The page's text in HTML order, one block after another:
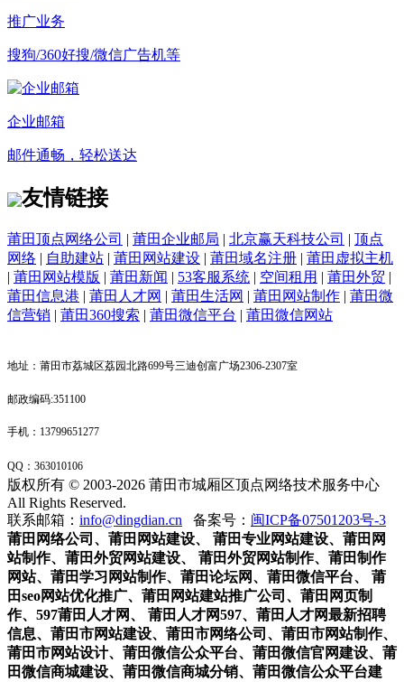
推广业务
搜狗/360好搜/微信广告机等
企业邮箱
邮件通畅，轻松送达
友情链接
莆田顶点网络公司 | 莆田企业邮局 | 北京赢天科技公司 | 顶点
网络 | 自助建站 | 莆田网站建设 | 莆田域名注册 | 莆田虚拟主机
| 莆田网站模版 | 莆田新闻 | 53客服系统 | 空间租用 | 莆田外贸 |
莆田信息港 | 莆田人才网 | 莆田生活网 | 莆田网站制作 | 莆田微
信营销 | 莆田360搜索 | 莆田微信平台 | 莆田微信网站
地址：莆田市荔城区荔园北路699号三迪创富广场2306-2307室
邮政编码:351100
手机：13799651277
QQ： 363010106
版权所有 © 2003-2026 莆田市城厢区顶点网络技术服务中心
All Rights Reserved.
联系邮箱： info@dingdian.cn 备案号： 闽ICP备07501203号-3
莆田网络公司 、 莆田网站建设、 莆田专业网站建设、 莆田网
站制作、 莆田外贸网站建设、 莆田外贸网站制作、 莆田制作
网站、 莆田学习网站制作、 莆田论坛网、莆田微信平台、
莆
田seo网站优化推广、 莆田网站建站推广公司 、 莆田网页制
作、 597莆田人才网、 莆田人才网597、 莆田人才网最新招聘
信息、 莆田市网站建设、 莆田市网络公司 、 莆田市网站制作、
莆田市网站设计、莆田微信公众平台、莆田微信官网建设、莆
田微信商城建设、莆田微信商城分销、莆田微信公众平台建